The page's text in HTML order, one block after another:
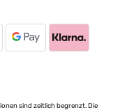
sind zeitlich begrenzt. Die